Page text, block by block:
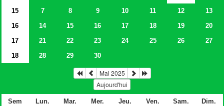
15
7 8 9 10 11 12
13
16
14 15 16 17 18 19
20
17
21 22 23 24 25 26
27
18
28 29 30
Mai 2025
Aujourd'hui
Sem Lun. Mar. Mer. Jeu. Ven. Sam.
Dim.